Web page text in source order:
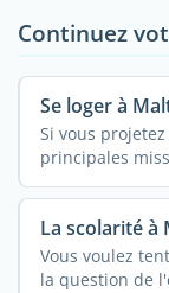
Continuez
Se loger à
Si vous
principales
La scolarité à
Vous voulez
la question de